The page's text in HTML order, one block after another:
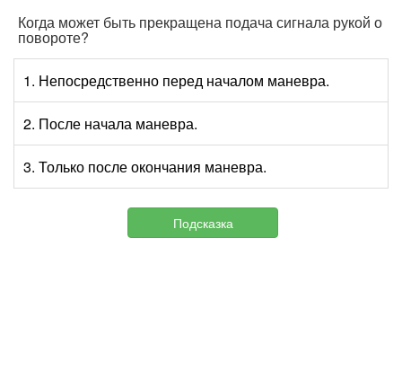
Когда может быть прекращена подача сигнала рукой о
повороте?
1. Непосредственно перед началом маневра.
2. После начала маневра.
3. Только после окончания маневра.
Подсказка